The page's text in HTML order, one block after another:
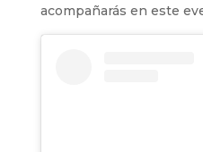
acompañarás en este